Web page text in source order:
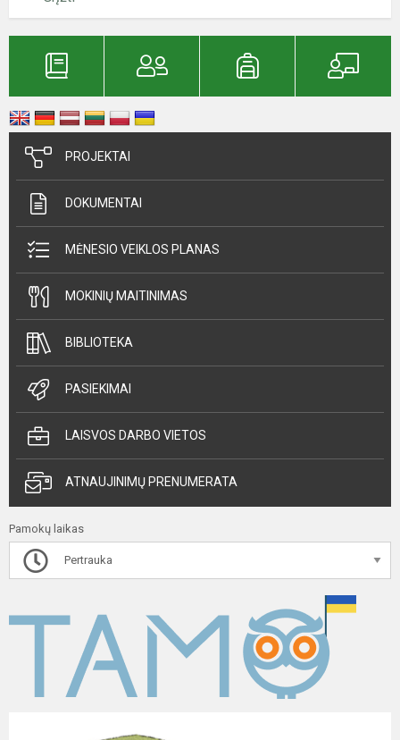
PROJEKTAI
DOKUMENTAI
MĖNESIO VEIKLOS PLANAS
MOKINIŲ MAITINIMAS
BIBLIOTEKA
PASIEKIMAI
LAISVOS DARBO VIETOS
ATNAUJINIMŲ PRENUMERATA
Pamokų laikas
Pertrauka